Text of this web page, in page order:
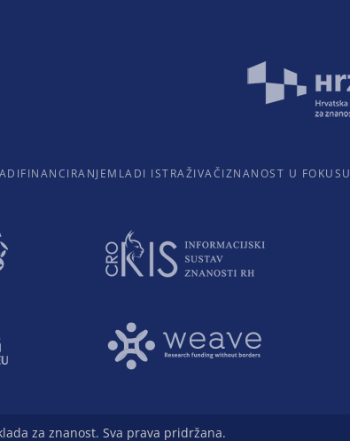
FINANCIRANJEMLADI ISTRAŽIVAČIZNANOST U FOKUSU
za znanost. Sva prava pridržana.